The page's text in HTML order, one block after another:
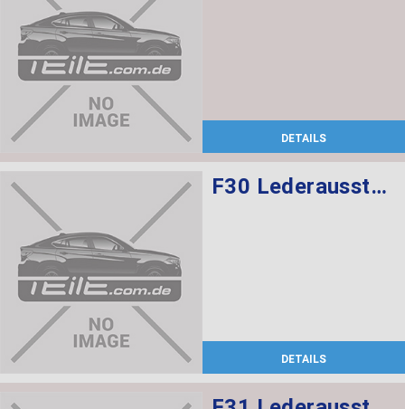
DETAILS
F30 Lederausstattung, Sportsitze, elekt. verstellbar mit memory, Sitzheizung vorne
DETAILS